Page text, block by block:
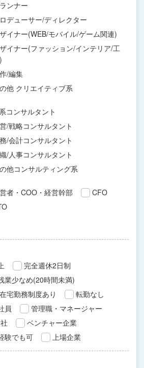
ンナー
デューサー/ディレクター
イナー(WEB/モバイル/ゲーム関連)
イナー(ファッション/インテリア/工
/編集
他 クリエイティブ系
コンサルタント
/戦略コンサルタント
/会計コンサルタント
/人事コンサルタント
他コンサルティング系
者・COO・経営幹部
CFO
完全週休2日制
業少なめ(20時間未満)
宅勤務制度あり
転勤なし
員
管理職・マネージャー
ベンチャー企業
験でも可 上場企業